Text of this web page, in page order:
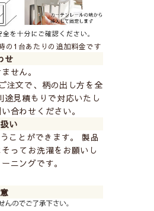
の1台あたりの追加料金です
せ
せん。
注文で、柄の出し方を全
途見積もりで対応いたし
合わせください。
い
ことができます。 製品
ってお洗濯をお願いし
ニングです。